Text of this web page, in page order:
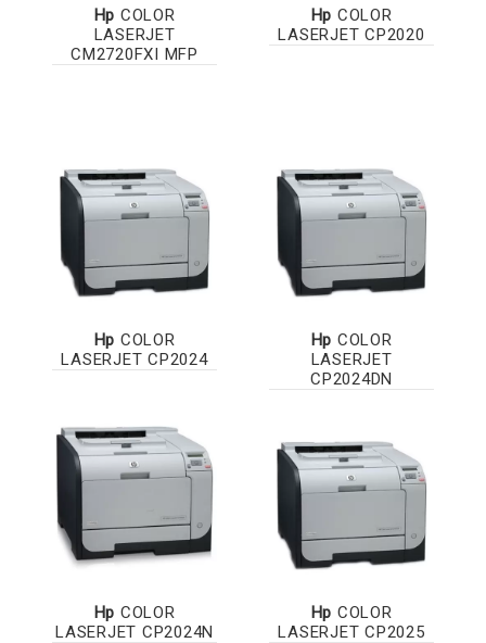
Hp COLOR
LASERJET
CM2720FXI MFP
Hp COLOR
LASERJET CP2020
Hp COLOR
LASERJET CP2024
Hp COLOR
LASERJET
CP2024DN
Hp COLOR
LASERJET CP2024N
Hp COLOR
LASERJET CP2025